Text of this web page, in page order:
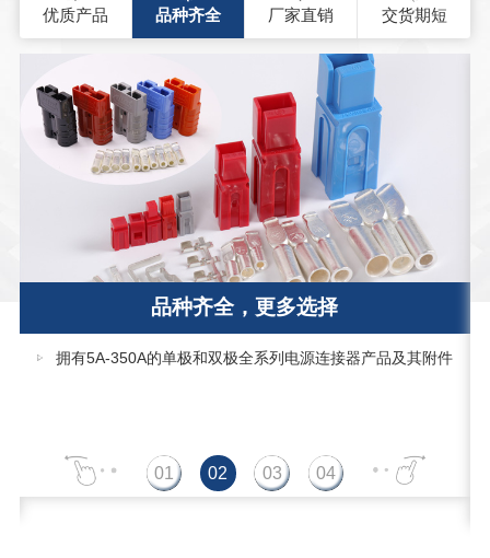
优质产品 品种齐全 厂家直销 交货期短
品种齐全，更多选择
拥有5A-350A的单极和双极全系列电源连接器产品及其附件